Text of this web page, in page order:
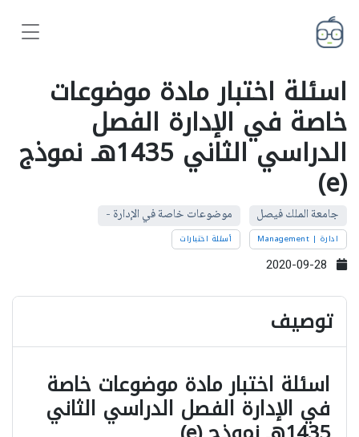
اسئلة اختبار مادة موضوعات
خاصة في الإدارة الفصل
الدراسي الثاني 1435هـ نموذج
(e)
جامعة الملك فيصل موضوعات خاصة في الإدارة -
ادارة | Management أسئلة اختبارات
توصيف
اسئلة اختبار مادة موضوعات خاصة
في الإدارة الفصل الدراسي الثاني